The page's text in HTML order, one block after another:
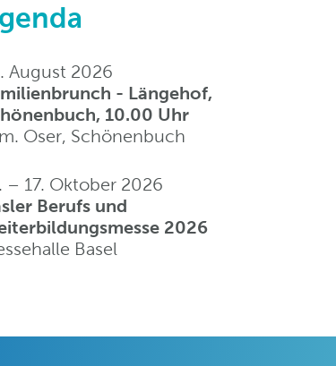
August 2026
- Längehof,
10.00 Uhr
Oser, Schönenbuch
– 17. Oktober 2026
Berufs und
2026
Basel